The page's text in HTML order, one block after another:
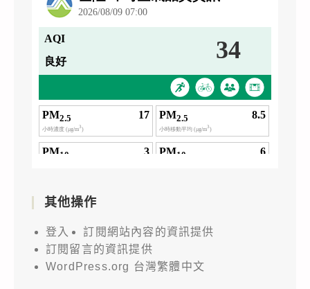
其他操作
登入
訂閱網站內容的資訊提供
訂閱留言的資訊提供
WordPress.org 台灣繁體中文